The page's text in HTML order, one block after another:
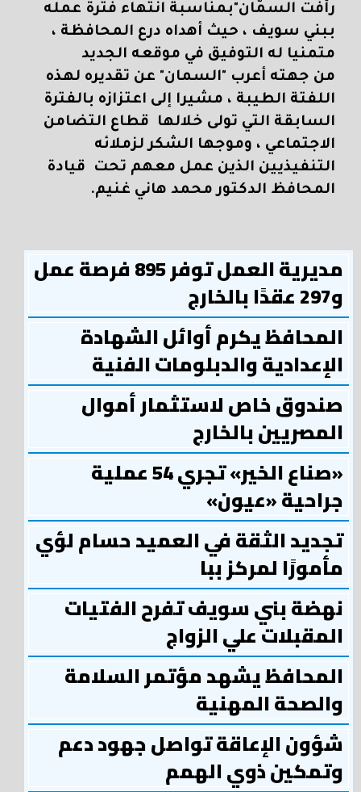
رأفت السمّان"بمناسبة انتهاء فترة عمله
ببني سويف ، حيث أهداه درع المحافظة ،
متمنيا له التوفيق في موقعه الجديد
من جهته أعرب "السمان" عن تقديره لهذه
اللفتة الطيبة ، مشيرا إلى اعتزازه بالفترة
السابقة التي تولى خلالها قطاع التضامن
الاجتماعي ، وموجها الشكر لزملائه
التنفيذيين الذين عمل معهم تحت قيادة
المحافظ الدكتور محمد هاني غنيم.
مديرية العمل توفر 895 فرصة عمل
و297 عقدًا بالخارج
المحافظ يكرم أوائل الشهادة
الإعدادية والدبلومات الفنية
صندوق خاص لاستثمار أموال
المصريين بالخارج
«صناع الخير» تجري 54 عملية
جراحية «عيون»
تجديد الثقة في العميد حسام لؤي
مأمورًا لمركز ببا
نهضة بني سويف تفرح الفتيات
المقبلات علي الزواج
المحافظ يشهد مؤتمر السلامة
والصحة المهنية
شؤون الإعاقة تواصل جهود دعم
وتمكين ذوي الهمم